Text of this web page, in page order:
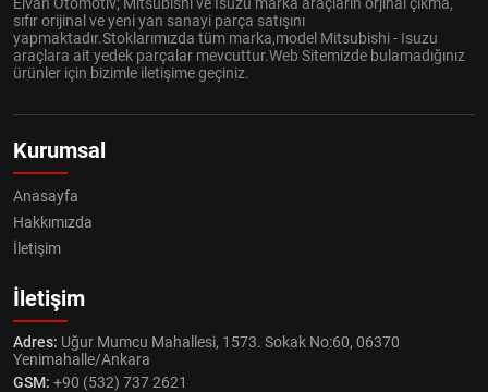
sıfır orijinal ve yeni yan sanayi parça satışını
yapmaktadır.Stoklarımızda tüm marka,model Mitsubishi - Isuzu
araçlara ait yedek parçalar mevcuttur.Web Sitemizde bulamadığınız
ürünler için bizimle iletişime geçiniz.
Kurumsal
Anasayfa
Hakkımızda
İletişim
İletişim
Adres: Uğur Mumcu Mahallesi, 1573. Sokak No:60, 06370
Yenimahalle/Ankara
GSM: +90 (532) 737 2621